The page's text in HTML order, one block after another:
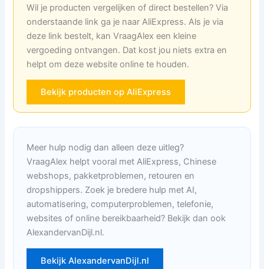
Wil je producten vergelijken of direct bestellen? Via
onderstaande link ga je naar AliExpress. Als je via
deze link bestelt, kan VraagAlex een kleine
vergoeding ontvangen. Dat kost jou niets extra en
helpt om deze website online te houden.
Bekijk producten op AliExpress
Meer hulp nodig dan alleen deze uitleg?
VraagAlex helpt vooral met AliExpress, Chinese
webshops, pakketproblemen, retouren en
dropshippers. Zoek je bredere hulp met AI,
automatisering, computerproblemen, telefonie,
websites of online bereikbaarheid? Bekijk dan ook
AlexandervanDijl.nl.
Bekijk AlexandervanDijl.nl